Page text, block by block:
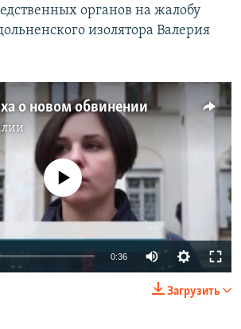
органов на жалобу
изолятора Валерия
о новом обвинении
source currently available
0:36
Загрузить